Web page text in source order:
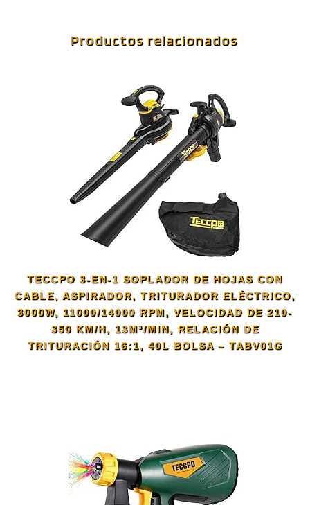
Productos relacionados
TECCPO 3-EN-1 SOPLADOR DE HOJAS CON
CABLE, ASPIRADOR, TRITURADOR ELÉCTRICO,
3000W, 11000/14000 RPM, VELOCIDAD DE 210-
350 KM/H, 13M³/MIN, RELACIÓN DE
TRITURACIÓN 16:1, 40L BOLSA – TABV01G